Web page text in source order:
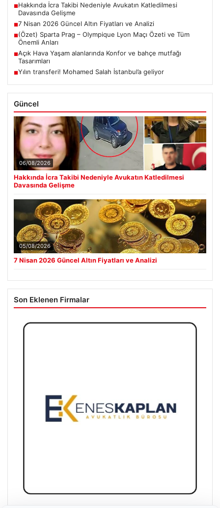
■Hakkında İcra Takibi Nedeniyle Avukatın Katledilmesi
Davasında Gelişme
■7 Nisan 2026 Güncel Altın Fiyatları ve Analizi
■(Özet) Sparta Prag – Olympique Lyon Maçı Özeti ve Tüm
Önemli Anları
■Açık Hava Yaşam alanlarında Konfor ve bahçe mutfağı
Tasarımları
■Yılın transferi! Mohamed Salah İstanbul’a geliyor
Güncel
06/08/2026
Hakkında İcra Takibi Nedeniyle Avukatın Katledilmesi
Davasında Gelişme
05/08/2026
7 Nisan 2026 Güncel Altın Fiyatları ve Analizi
Son Eklenen Firmalar